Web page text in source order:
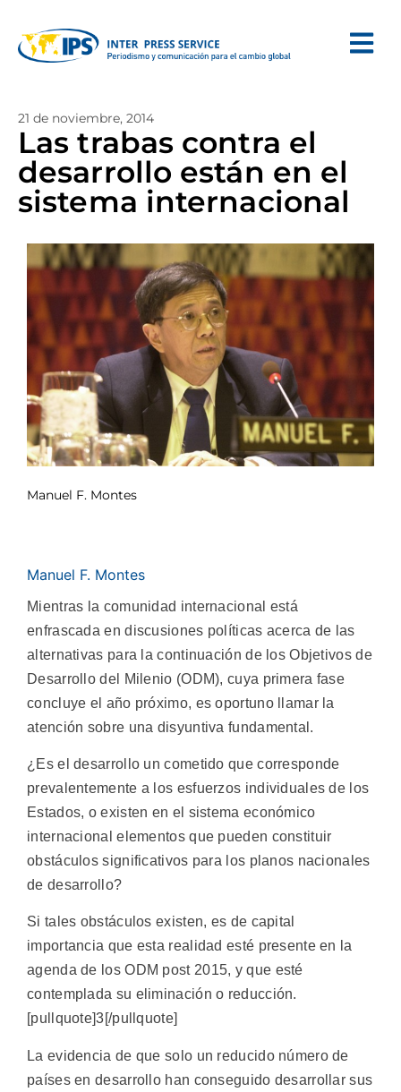
21 de noviembre, 2014
Las trabas contra el
desarrollo están en el
sistema internacional
Manuel F. Montes
Manuel F. Montes
Mientras la comunidad internacional está
enfrascada en discusiones políticas acerca de las
alternativas para la continuación de los Objetivos de
Desarrollo del Milenio (ODM), cuya primera fase
concluye el año próximo, es oportuno llamar la
atención sobre una disyuntiva fundamental.
¿Es el desarrollo un cometido que corresponde
prevalentemente a los esfuerzos individuales de los
Estados, o existen en el sistema económico
internacional elementos que pueden constituir
obstáculos significativos para los planos nacionales
de desarrollo?
Si tales obstáculos existen, es de capital
importancia que esta realidad esté presente en la
agenda de los ODM post 2015, y que esté
contemplada su eliminación o reducción.
[pullquote]3[/pullquote]
La evidencia de que solo un reducido número de
países en desarrollo han conseguido desarrollar sus